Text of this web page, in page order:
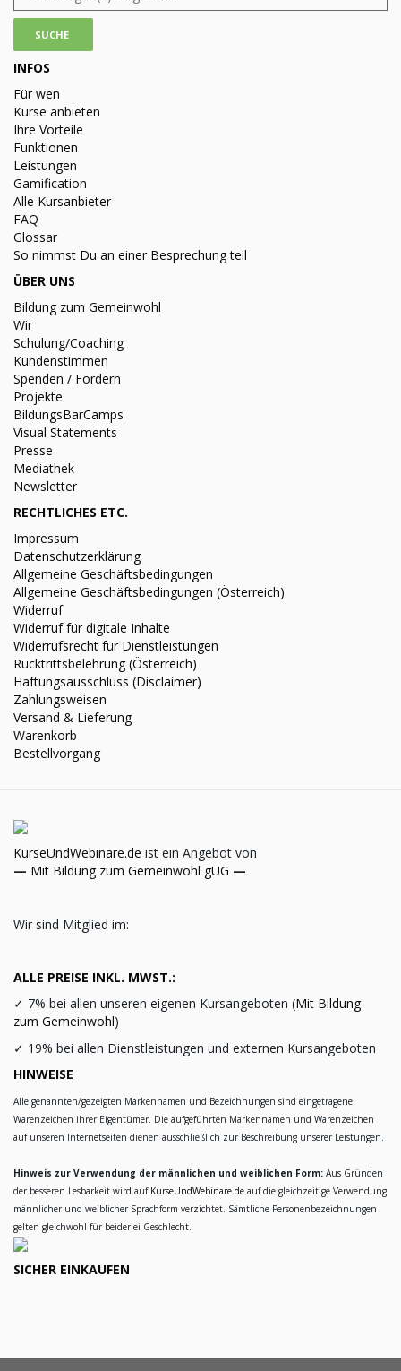
INFOS
Für wen
Kurse anbieten
Ihre Vorteile
Funktionen
Leistungen
Gamification
Alle Kursanbieter
FAQ
Glossar
So nimmst Du an einer Besprechung teil
ÜBER UNS
Bildung zum Gemeinwohl
Wir
Schulung/Coaching
Kundenstimmen
Spenden / Fördern
Projekte
BildungsBarCamps
Visual Statements
Presse
Mediathek
Newsletter
RECHTLICHES ETC.
Impressum
Datenschutzerklärung
Allgemeine Geschäftsbedingungen
Allgemeine Geschäftsbedingungen (Österreich)
Widerruf
Widerruf für digitale Inhalte
Widerrufsrecht für Dienstleistungen
Rücktrittsbelehrung (Österreich)
Haftungsausschluss (Disclaimer)
Zahlungsweisen
Versand & Lieferung
Warenkorb
Bestellvorgang
KurseUndWebinare.de ist ein Angebot von
— Mit Bildung zum Gemeinwohl gUG —
Wir sind Mitglied im:
ALLE PREISE INKL. MWST.:
✓ 7% bei allen unseren eigenen Kursangeboten (Mit Bildung
zum Gemeinwohl)
✓ 19% bei allen Dienstleistungen und externen Kursangeboten
HINWEISE
Alle genannten/gezeigten Markennamen und Bezeichnungen sind eingetragene
Warenzeichen ihrer Eigentümer. Die aufgeführten Markennamen und Warenzeichen
auf unseren Internetseiten dienen ausschließlich zur Beschreibung unserer Leistungen.
Hinweis zur Verwendung der männlichen und weiblichen Form: Aus Gründen
der besseren Lesbarkeit wird auf KurseUndWebinare.de auf die gleichzeitige Verwendung
männlicher und weiblicher Sprachform verzichtet. Sämtliche Personenbezeichnungen
gelten gleichwohl für beiderlei Geschlecht.
SICHER EINKAUFEN